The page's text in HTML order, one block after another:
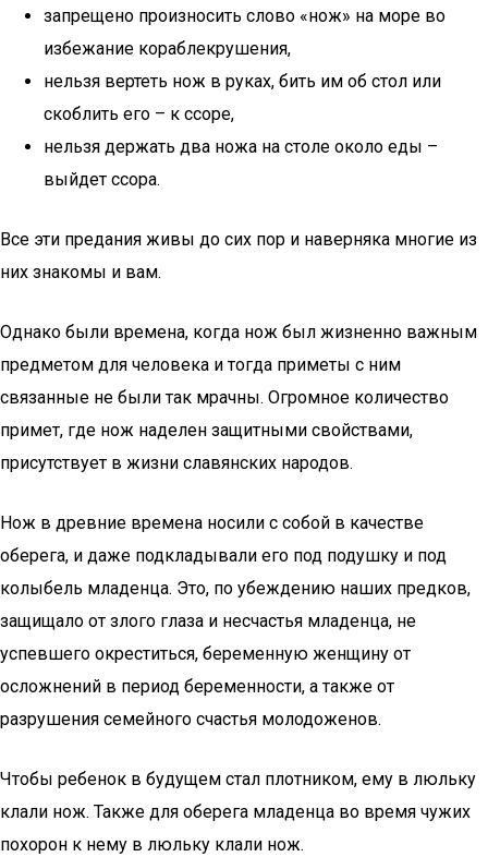
запрещено произносить слово «нож» на море во
избежание кораблекрушения,
нельзя вертеть нож в руках, бить им об стол или
скоблить его – к ссоре,
нельзя держать два ножа на столе около еды –
выйдет ссора.
Все эти предания живы до сих пор и наверняка многие из
них знакомы и вам.
Однако были времена, когда нож был жизненно важным
предметом для человека и тогда приметы с ним
связанные не были так мрачны. Огромное количество
примет, где нож наделен защитными свойствами,
присутствует в жизни славянских народов.
Нож в древние времена носили с собой в качестве
оберега, и даже подкладывали его под подушку и под
колыбель младенца. Это, по убеждению наших предков,
защищало от злого глаза и несчастья младенца, не
успевшего окреститься, беременную женщину от
осложнений в период беременности, а также от
разрушения семейного счастья молодоженов.
Чтобы ребенок в будущем стал плотником, ему в люльку
клали нож. Также для оберега младенца во время чужих
похорон к нему в люльку клали нож.